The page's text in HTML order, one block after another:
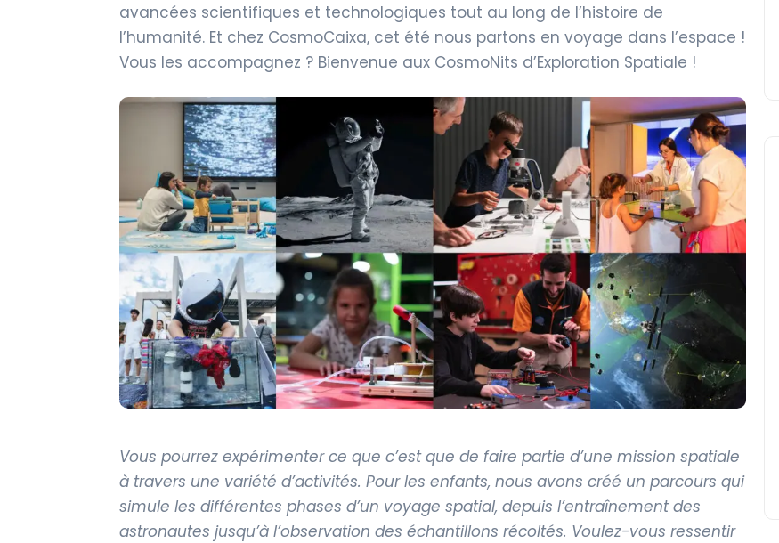
avancées scientifiques et technologiques tout au long de l’histoire de
l’humanité. Et chez CosmoCaixa, cet été nous partons en voyage dans l’espace !
Vous les accompagnez ? Bienvenue aux CosmoNits d’Exploration Spatiale !
Vous pourrez expérimenter ce que c’est que de faire partie d’une mission spatiale
à travers une variété d’activités. Pour les enfants, nous avons créé un parcours qui
simule les différentes phases d’un voyage spatial, depuis l’entraînement des
astronautes jusqu’à l’observation des échantillons récoltés. Voulez-vous ressentir